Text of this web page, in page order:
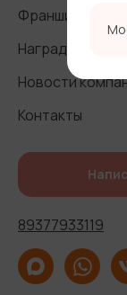
Франшиза
Награды и СМИ
Новости
Контакты
89377933119